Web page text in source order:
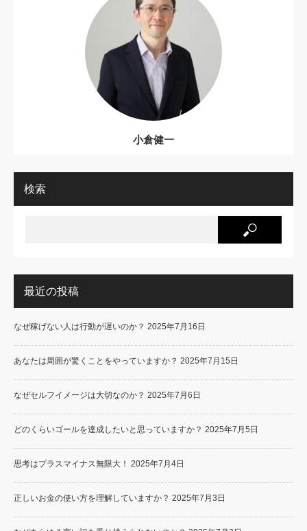
小倉健一
検索
最近の投稿
なぜ稼げない人は行動が遅いのか？ 2025年7月16日
あなたは周囲が驚くことをやっていますか？ 2025年7月15日
なぜセルフイメージは大切なのか？ 2025年7月6日
どのくらいゴールを達成したいと思っていますか？ 2025年7月5日
思考はプラスマイナス無限大！ 2025年7月4日
正しいお金の使い方を理解していますか？ 2025年7月3日